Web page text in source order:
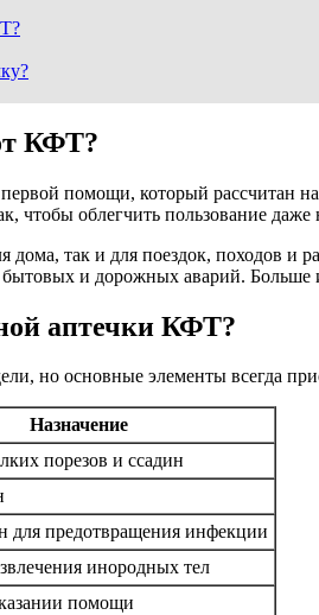
КФТ?
помощи, который рассчитан
чтобы облегчить пользование даже
дома, так и для поездок, походов
бытовых и дорожных аварий.
аптечки КФТ?
но основные элементы всегда
Назначение
порезов и ссадин
для предотвращения инфекции
инородных тел
помощи